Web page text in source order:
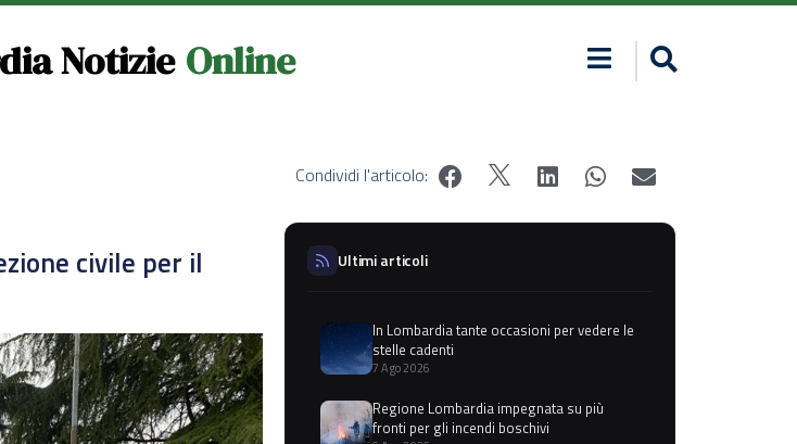
Notizie Online
civile per il
Condividi l'articolo:
Ultimi articoli
In Lombardia tante occasioni per vedere le
stelle cadenti
7 Ago 2026
Regione Lombardia impegnata su più
fronti per gli incendi boschivi